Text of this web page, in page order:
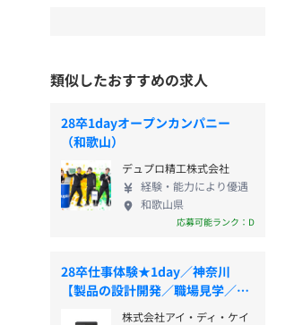
類似したおすすめの求人
28卒1dayオープンカンパニー
（和歌山）
デュプロ精工株式会社
経験・能力により優遇
和歌山県
応募可能ランク：D
28卒仕事体験★1day／神奈川
【製品の設計開発／職場見学／座
株式会社アイ・ディ・ケイ